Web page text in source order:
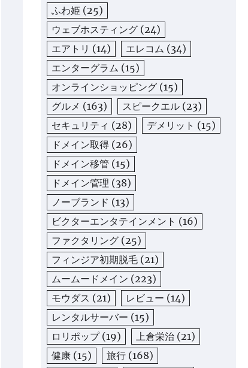
ふわ姫 (25)
ウェブホスティング (24)
エアトリ (14) エレコム (34)
エンターグラム (15)
オンラインショッピング (15)
グルメ (163) スピークエル (23)
セキュリティ (28) デメリット (15)
ドメイン取得 (26)
ドメイン移管 (15)
ドメイン管理 (38)
ノーブランド (13)
ビクターエンタテインメント (16)
ファクタリング (25)
フィンジア初期脱毛 (21)
ムームードメイン (223)
モウダス (21) レビュー (14)
レンタルサーバー (15)
ロリポップ(19) 上倉栄治 (21)
健康 (15) 旅行 (168)